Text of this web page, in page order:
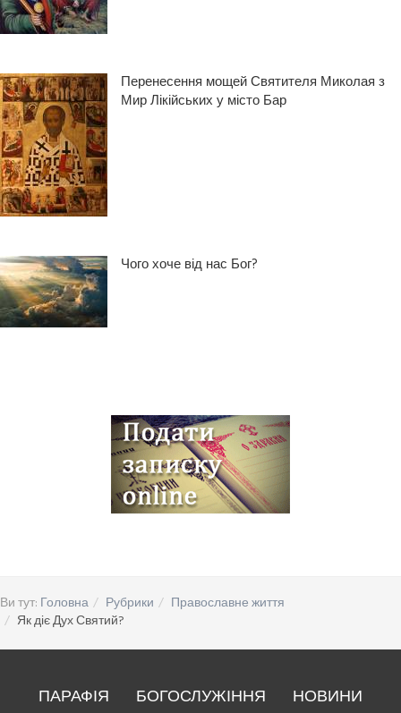
Перенесення мощей Святителя Миколая з
Мир Лікійських у місто Бар
Чого хоче від нас Бог?
Ви тут: Головна Рубрики
Православне життя
Як діє Дух Святий?
ПАРАФІЯ БОГОСЛУЖІННЯ
НОВИНИ